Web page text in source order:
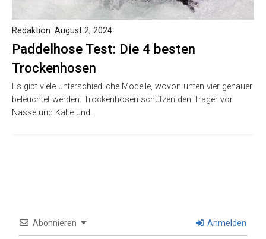
Paddelhose Test: Die 4 besten
Trockenhosen
Redaktion August 2, 2024
Es gibt viele unterschiedliche Modelle, wovon unten vier genauer
beleuchtet werden. Trockenhosen schützen den Träger vor
Nässe und Kälte und…
Abonnieren Anmelden